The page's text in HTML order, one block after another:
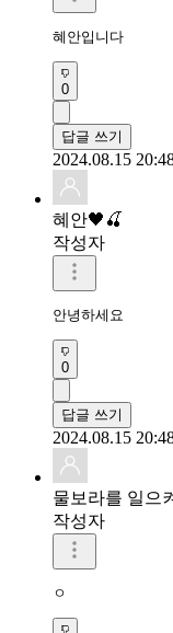
혜안입니다
0
답글 쓰기
2024.08.15
혜안🖤🍒
작성자
안녕하세요
0
답글 쓰기
2024.08.15
물보라를 일으
작성자
ㅇ